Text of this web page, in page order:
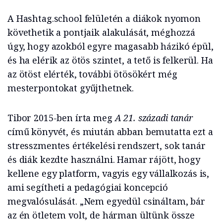
A Hashtag.school felületén a diákok nyomon
követhetik a pontjaik alakulását, méghozzá
úgy, hogy azokból egyre magasabb házikó épül,
és ha elérik az ötös szintet, a tető is felkerül. Ha
az ötöst elérték, további ötösökért még
mesterpontokat gyűjthetnek.
Tibor 2015-ben írta megA 21. századi tanár
című könyvét, és miután abban bemutatta ezt a
stresszmentes értékelési rendszert, sok tanár
és diák kezdte használni. Hamar rájött, hogy
kellene egy platform, vagyis egy vállalkozás is,
ami segítheti a pedagógiai koncepció
megvalósulását. „Nem egyedül csináltam, bár
az én ötletem volt, de hárman ültünk össze